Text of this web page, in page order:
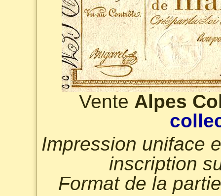
Vente Alpes
Impression uniface
inscription
Format de la